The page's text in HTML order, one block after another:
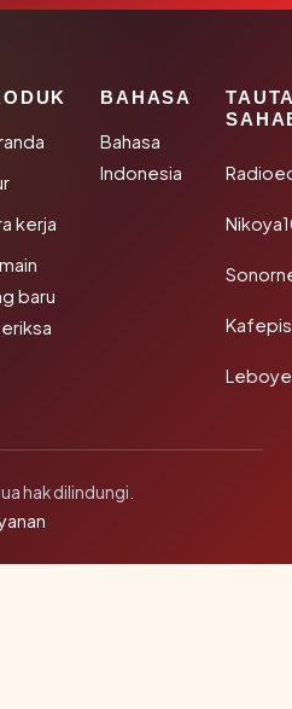
kerja
baru
BAHASA
Bahasa
Indonesia
hak dilindungi.